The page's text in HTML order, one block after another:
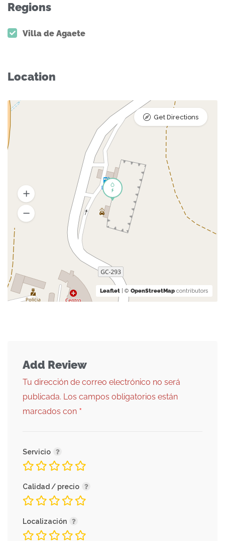
Regions
Villa de Agaete
Location
Leaflet | © OpenStreetMap contributors
Get Directions
Add Review
Tu dirección de correo electrónico no será
publicada. Los campos obligatorios están
marcados con *
Servicio
Calidad / precio
Localización